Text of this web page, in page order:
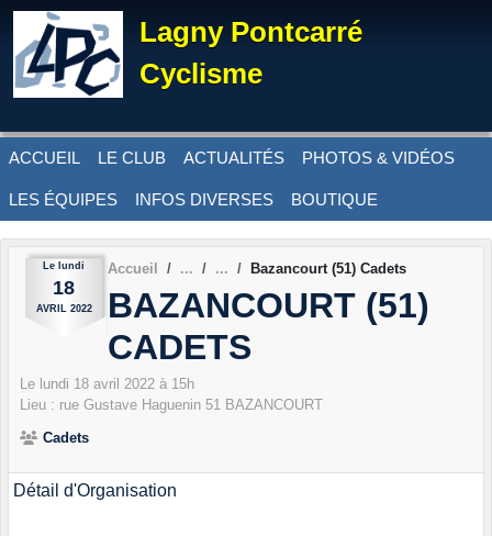
Lagny Pontcarré
Cyclisme
ACCUEIL LE CLUB ACTUALITÉS PHOTOS & VIDÉOS
LES ÉQUIPES INFOS DIVERSES BOUTIQUE
Le lundi
18
AVRIL 2022
Accueil Bazancourt (51) Cadets
BAZANCOURT (51)
CADETS
Le lundi 18 avril 2022 à 15h
Lieu : rue Gustave Haguenin 51 BAZANCOURT
Cadets
Détail d'Organisation
Panneau de gestion des cookies